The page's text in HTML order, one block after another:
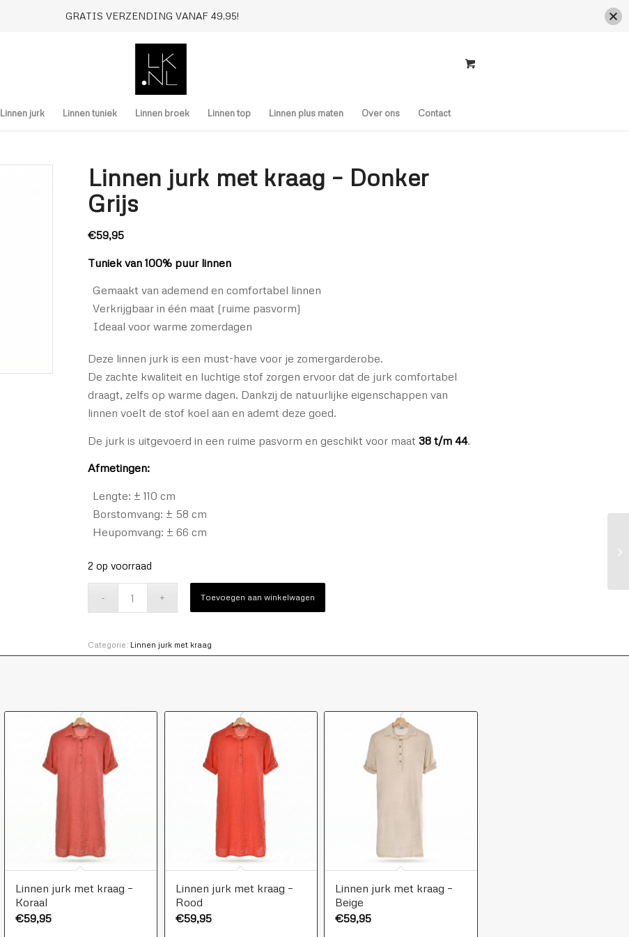
Linnen jurk Linnen tuniek Linnen broek Linnen top Linnen plus maten Over ons Contact
Linnen jurk met kraag – Donker
Grijs
€59,95
Tuniek van 100% puur linnen
Gemaakt van ademend en comfortabel linnen
Verkrijgbaar in één maat (ruime pasvorm)
Ideaal voor warme zomerdagen
Deze linnen jurk is een must-have voor je zomergarderobe.
De zachte kwaliteit en luchtige stof zorgen ervoor dat de jurk comfortabel
draagt, zelfs op warme dagen. Dankzij de natuurlijke eigenschappen van
linnen voelt de stof koel aan en ademt deze goed.
De jurk is uitgevoerd in een ruime pasvorm en geschikt voor maat38 t/m 44.
Afmetingen:
Lengte: ± 110 cm
Borstomvang: ± 58 cm
Heupomvang: ± 66 cm
2 op voorraad
Toevoegen aan winkelwagen
Categorie: Linnen jurk met kraag
Linnen jurk met kraag –
Koraal
€59,95
Linnen jurk met kraag –
Rood
€59,95
Linnen jurk met kraag –
Beige
€59,95
GRATIS VERZENDING VANAF 49,95!